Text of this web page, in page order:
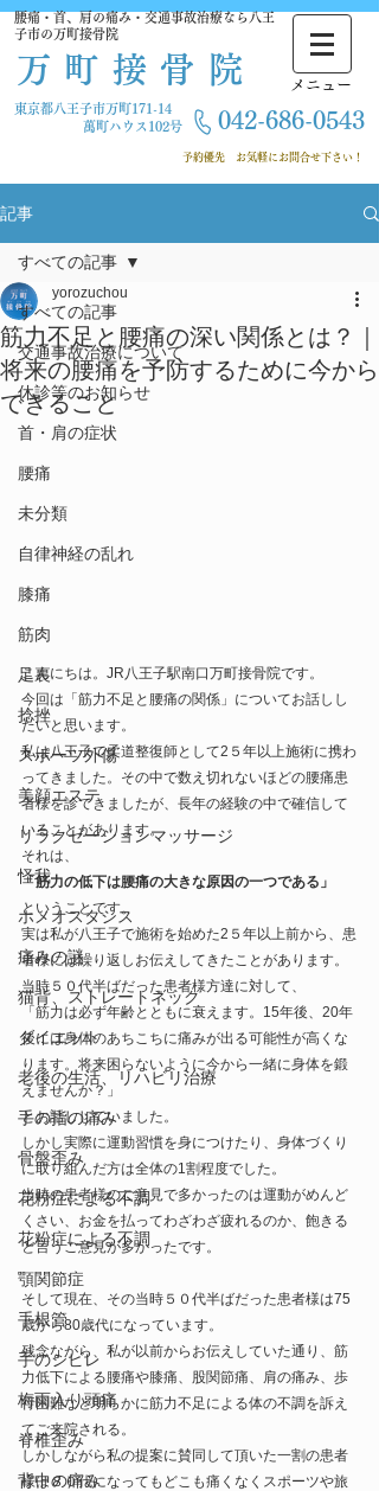
腰痛・首、肩の痛み・交通事故治療なら八王
子市の万町接骨院
万町接骨院 ​メニュー
東京都八王子市万町171-14
萬町ハウス102号
042-686-0543
​ 予約優先 お気軽にお問合せ下さい！
記事
すべての記事
交通事故治療について
休診等のお知らせ
首・肩の症状
腰痛
未分類
自律神経の乱れ
膝痛
筋肉
足裏
捻挫
スポーツ外傷
美顔エステ
リラクゼーションマッサージ
怪我
ホメオスタシス
痛みの謎
猫背、ストレートネック
ダイエット
老後の生活、リハビリ治療
手の指の痛み
骨盤歪み
花粉症による不調
花粉症による不調
顎関節症
手根管
手のシビレ
梅雨入り頭痛
脊椎歪み
背中の痛み
すべての記事
筋力不足と腰痛の深い関係とは？｜
将来の腰痛を予防するために今から
できること
yorozuchou
こんにちは。JR八王子駅南口万町接骨院です。
今回は「筋力不足と腰痛の関係」についてお話しし
たいと思います。
私は八王子で柔道整復師として2５年以上施術に携わ
ってきました。その中で数え切れないほどの腰痛患
者様を診てきましたが、長年の経験の中で確信して
いることがあります。
それは、
「筋力の低下は腰痛の大きな原因の一つである」
ということです。
実は私が八王子で施術を始めた2５年以上前から、患
者様には繰り返しお伝えしてきたことがあります。
当時５０代半ばだった患者様方達に対して、
「筋力は必ず年齢とともに衰えます。15年後、20年
後には身体のあちこちに痛みが出る可能性が高くな
ります。将来困らないように今から一緒に身体を鍛
えませんか？」
とお話ししていました。
しかし実際に運動習慣を身につけたり、身体づくり
に取り組んだ方は全体の1割程度でした。
当時の患者様のご意見で多かったのは運動がめんど
くさい、お金を払ってわざわざ疲れるのか、飽きる
と言うご意見が多かったです。
そして現在、その当時５０代半ばだった患者様は75
歳から80歳代になっています。
残念ながら、私が以前からお伝えしていた通り、筋
力低下による腰痛や膝痛、股関節痛、肩の痛み、歩
行困難など明らかに筋力不足による体の不調を訴え
てご来院される。
しかしながら私の提案に賛同して頂いた一割の患者
様は８０代になってもどこも痛くなくスポーツや旅